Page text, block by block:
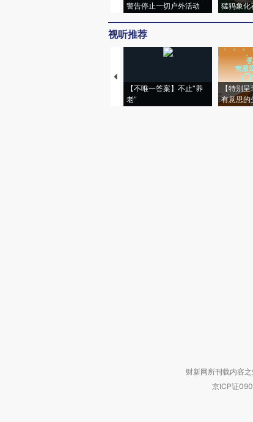
警告停止一切户外活动
猛犸象化
视听推荐
【不唯一答案】不止“养
老”
【特别
有意思的
财新网所刊载内容
京ICP证